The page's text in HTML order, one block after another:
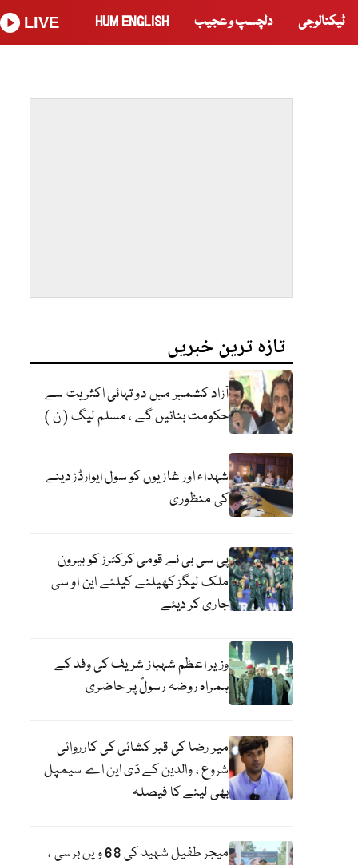
ٹیکنالوجی دلچسپ و عجیب HUM ENGLISH
LIVE
تازہ ترین خبریں
آزاد کشمیر میں دو تہائی اکثریت سے
حکومت بنائیں گے ، مسلم لیگ ( ن )
شہداء اور غازیوں کو سول ایوارڈز دینے
کی منظوری
پی سی بی نے قومی کرکٹرز کو بیرون
ملک لیگز کھیلنے کیلئے این او سی
جاری کر دیئے
وزیر اعظم شہباز شریف کی وفد کے
ہمراہ روضہ رسولؐ پر حاضری
میر رضا کی قبر کشائی کی کارروائی
شروع ، والدین کے ڈی این اے سیمپل
بھی لینے کا فیصلہ
میجر طفیل شہید کی 68 ویں برسی ،